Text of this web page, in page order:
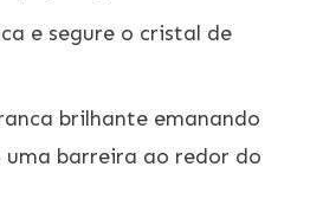
e segure o cristal de
brilhante emanando
barreira ao redor do